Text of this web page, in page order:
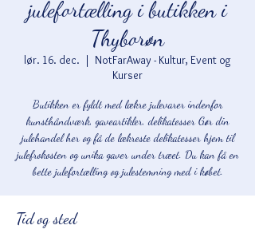
julefortælling i butikken i
Thyborøn
lør. 16. dec.
  |
NotFarAway - Kultur, Event og
Kurser
Butikken er fyldt med lækre julevarer indenfor
kunsthåndværk, gaveartikler, delikatesser Gør din
julehandel her og få de lækreste delikatesser hjem til
julefrokosten og unika gaver under træet. Du kan få en
bette julefortælling og julestemning med i købet.
Tid og sted